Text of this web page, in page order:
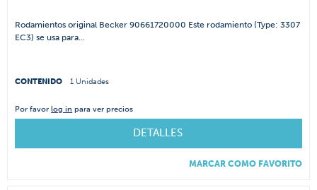
Rodamientos original Becker 90661720000 Este rodamiento (Type: 3307
EC3) se usa para...
CONTENIDO 1 Unidades
Por favorlog in para ver precios
DETALLES
MARCAR COMO FAVORITO